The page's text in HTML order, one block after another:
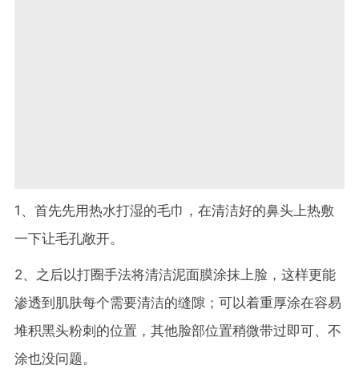
1、首先先用热水打湿的毛巾，在清洁好的鼻头上热敷
一下让毛孔敞开。
2、之后以打圈手法将清洁泥面膜涂抹上脸，这样更能
渗透到肌肤每个需要清洁的缝隙；可以着重厚涂在容易
堆积黑头粉刺的位置，其他脸部位置稍微带过即可、不
涂也没问题。